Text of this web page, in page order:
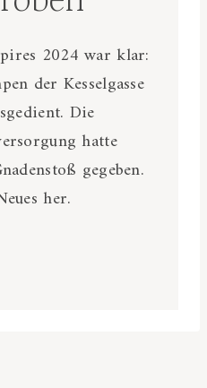
2024 war klar:
der Kesselgasse
Die
hatte
gegeben.
her.